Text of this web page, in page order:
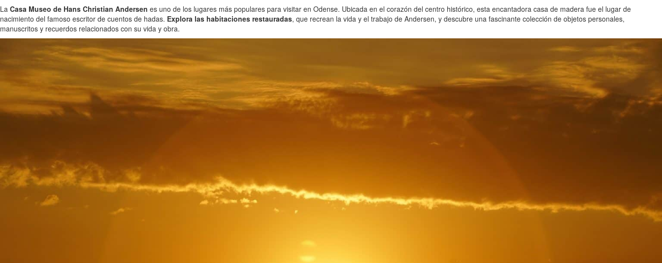
La Casa Museo de Hans Christian Andersen es uno de los lugares más populares para visitar en Odense. Ubicada en el corazón del centro histórico, esta encantadora casa de madera fue el lugar de
nacimiento del famoso escritor de cuentos de hadas. Explora las habitaciones restauradas, que recrean la vida y el trabajo de Andersen, y descubre una fascinante colección de objetos personales,
manuscritos y recuerdos relacionados con su vida y obra.